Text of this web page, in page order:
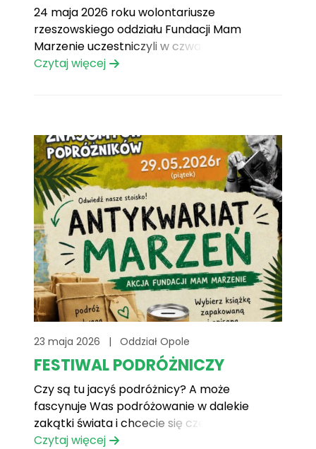
24 maja 2026 roku wolontariusze
rzeszowskiego oddziału Fundacji Mam
Marzenie uczestniczyli w czwartej edycji
wydarzenia „Powrót do przeszłości”, które
całe rodziny, zgromadziło wielu mieszkańców
regionu i stworzyło doskonałą okazję do
promowania idei spełniania marzeń[...]
Czytaj więcej
23 maja 2026 | Oddział Opole
FESTIWAL PODRÓŻNICZY
Czy są tu jacyś podróżnicy? A może
fascynuje Was podróżowanie w dalekie
zakątki świata i chcecie się czegoś o tym
dowiedzieć?A może po prostu chcecie
Czytaj więcej